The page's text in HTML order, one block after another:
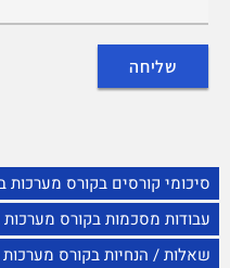
סיכומי קורסים בקורס מערכות
עבודות מסכמות בקורס מערכות
שאלות / הנחיות בקורס